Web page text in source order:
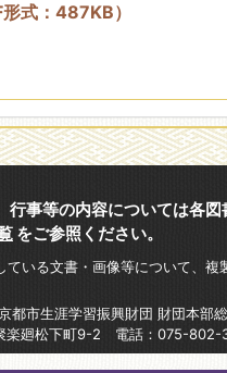
式：487KB）
事等の内容については各図
をご参照ください。
いる文書・画像等について、複
都市生涯学習振興財団 財団本部
楽廻松下町9-2 電話：075-802-